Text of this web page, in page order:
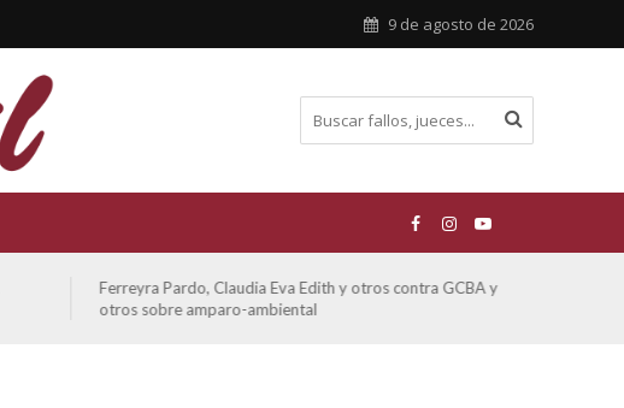
9 de agosto de 2026
Ferreyra Pardo, Claudia Eva Edith y otros contra GCBA y
otros sobre amparo-ambiental